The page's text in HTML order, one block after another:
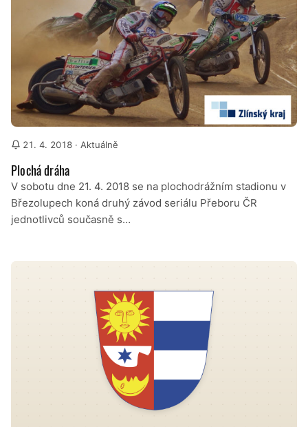
21. 4. 2018 · Aktuálně
Plochá dráha
V sobotu dne 21. 4. 2018 se na plochodrážním stadionu v
Březolupech koná druhý závod seriálu Přeboru ČR
jednotlivců současně s…